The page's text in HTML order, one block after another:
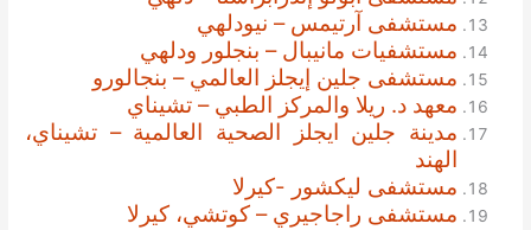
مستشفى آرتيمس – نيودلهي
مستشفيات مانيبال – بنجلور ودلهي
مستشفى جلين إيجلز العالمي – بنجالورو
معهد د. ريلا والمركز الطبي – تشيناي
مدينة جلين ايجلز الصحية العالمية – تشيناي،
الهند
مستشفى ليكشور -كيرلا
مستشفى راجاجيري – كوتشي، كيرلا